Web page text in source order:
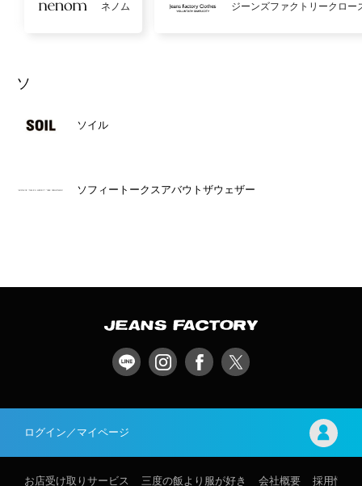
ネノム ジーンズファクトリークロー
ソ
ソイル
ソフィートークスアバウトザウェザー
ログイン／マイページ
お店受け取りサービス 三度の飯より服が好き 会社概要 採用情報